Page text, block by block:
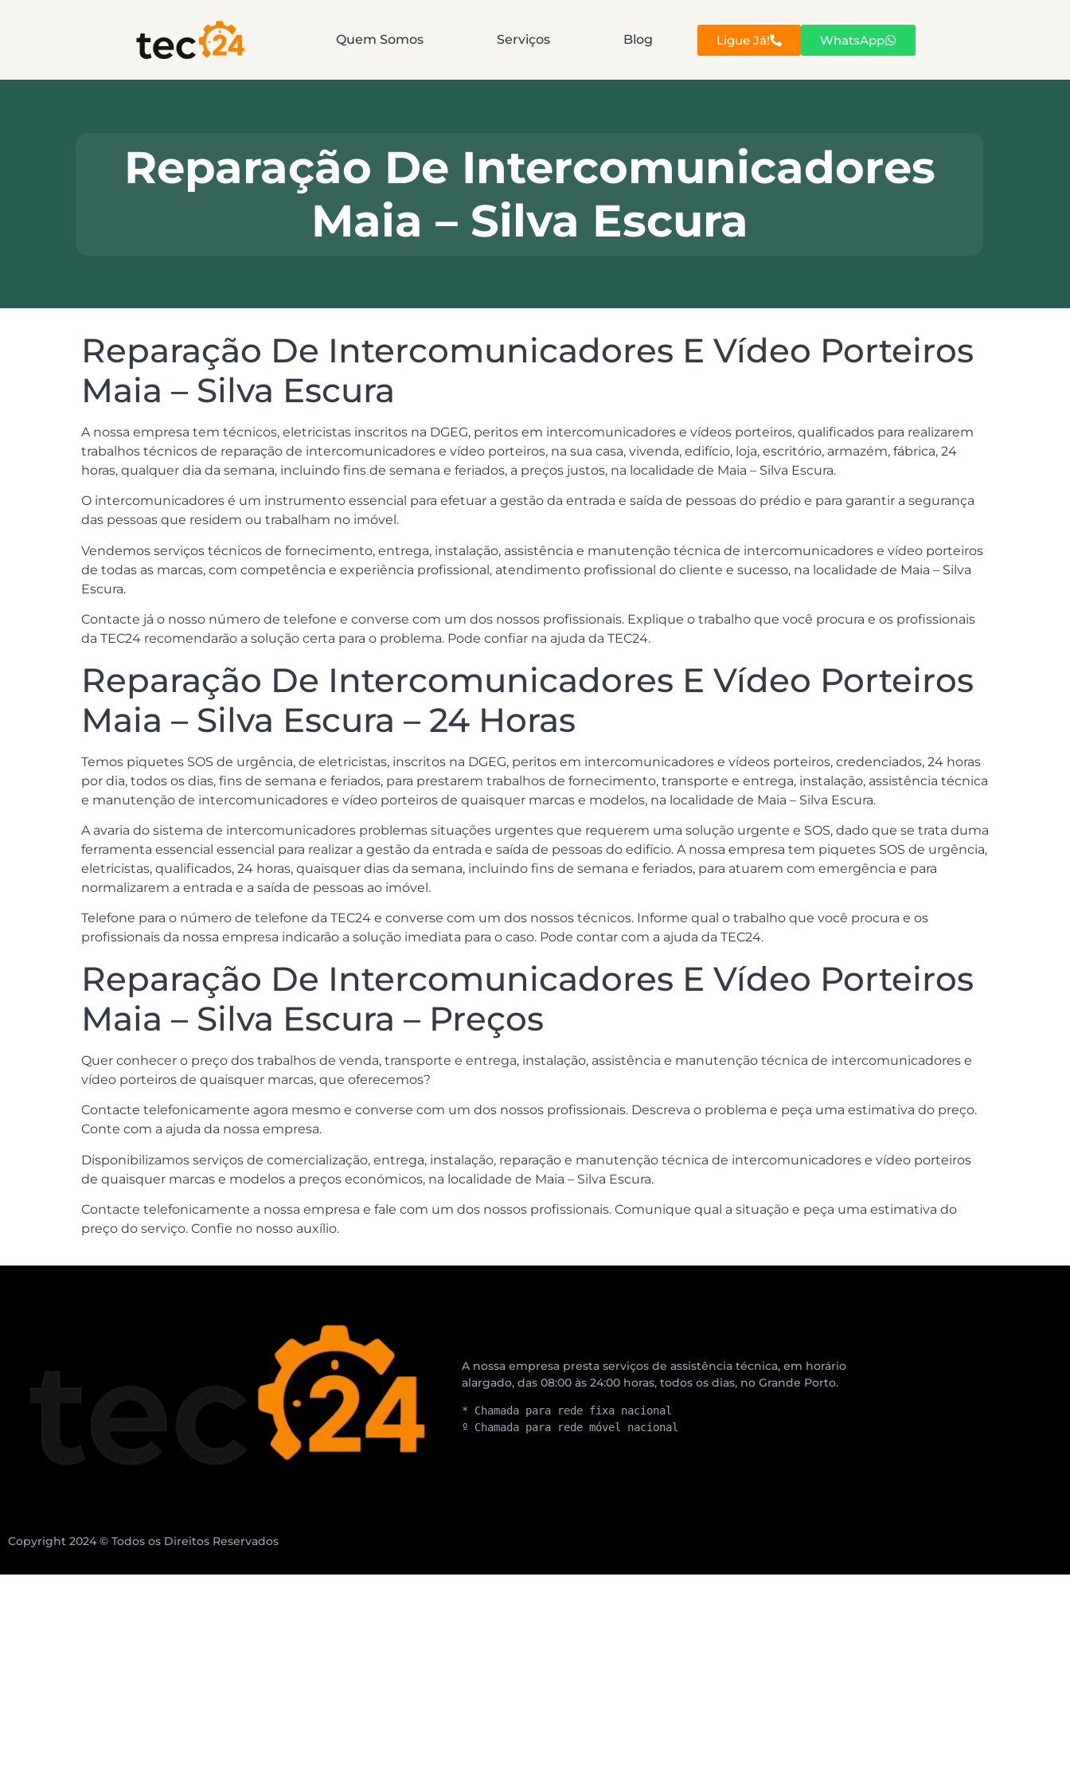
Quem Somos Serviços Blog Ligue Já! WhatsApp
Reparação De Intercomunicadores
Maia – Silva Escura
Reparação De Intercomunicadores E Vídeo Porteiros
Maia – Silva Escura
A nossa empresa tem técnicos, eletricistas inscritos na DGEG, peritos em intercomunicadores e vídeos porteiros, qualificados para realizarem
trabalhos técnicos de reparação de intercomunicadores e vídeo porteiros, na sua casa, vivenda, edifício, loja, escritório, armazém, fábrica, 24
horas, qualquer dia da semana, incluindo fins de semana e feriados, a preços justos, na localidade de Maia – Silva Escura.
O intercomunicadores é um instrumento essencial para efetuar a gestão da entrada e saída de pessoas do prédio e para garantir a segurança
das pessoas que residem ou trabalham no imóvel.
Vendemos serviços técnicos de fornecimento, entrega, instalação, assistência e manutenção técnica de intercomunicadores e vídeo porteiros
de todas as marcas, com competência e experiência profissional, atendimento profissional do cliente e sucesso, na localidade de Maia – Silva
Escura.
Contacte já o nosso número de telefone e converse com um dos nossos profissionais. Explique o trabalho que você procura e os profissionais
da TEC24 recomendarão a solução certa para o problema. Pode confiar na ajuda da TEC24.
Reparação De Intercomunicadores E Vídeo Porteiros
Maia – Silva Escura – 24 Horas
Temos piquetes SOS de urgência, de eletricistas, inscritos na DGEG, peritos em intercomunicadores e vídeos porteiros, credenciados, 24 horas
por dia, todos os dias, fins de semana e feriados, para prestarem trabalhos de fornecimento, transporte e entrega, instalação, assistência técnica
e manutenção de intercomunicadores e vídeo porteiros de quaisquer marcas e modelos, na localidade de Maia – Silva Escura.
A avaria do sistema de intercomunicadores problemas situações urgentes que requerem uma solução urgente e SOS, dado que se trata duma
ferramenta essencial essencial para realizar a gestão da entrada e saída de pessoas do edifício. A nossa empresa tem piquetes SOS de urgência,
eletricistas, qualificados, 24 horas, quaisquer dias da semana, incluindo fins de semana e feriados, para atuarem com emergência e para
normalizarem a entrada e a saída de pessoas ao imóvel.
Telefone para o número de telefone da TEC24 e converse com um dos nossos técnicos. Informe qual o trabalho que você procura e os
profissionais da nossa empresa indicarão a solução imediata para o caso. Pode contar com a ajuda da TEC24.
Reparação De Intercomunicadores E Vídeo Porteiros
Maia – Silva Escura – Preços
Quer conhecer o preço dos trabalhos de venda, transporte e entrega, instalação, assistência e manutenção técnica de intercomunicadores e
vídeo porteiros de quaisquer marcas, que oferecemos?
Contacte telefonicamente agora mesmo e converse com um dos nossos profissionais. Descreva o problema e peça uma estimativa do preço.
Conte com a ajuda da nossa empresa.
Disponibilizamos serviços de comercialização, entrega, instalação, reparação e manutenção técnica de intercomunicadores e vídeo porteiros
de quaisquer marcas e modelos a preços económicos, na localidade de Maia – Silva Escura.
Contacte telefonicamente a nossa empresa e fale com um dos nossos profissionais. Comunique qual a situação e peça uma estimativa do
preço do serviço. Confie no nosso auxílio.
A nossa empresa presta serviços de assistência técnica, em horário
alargado, das 08:00 às 24:00 horas, todos os dias, no Grande Porto.
* Chamada para rede fixa nacional
º Chamada para rede móvel nacional
Copyright 2024 © Todos os Direitos Reservados